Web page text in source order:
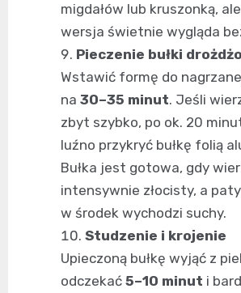
migdałów lub kruszonką,
wersja świetnie wygląda
Pieczenie bułki
Wstawić formę do
na 30–35 minut. Jeśli
zbyt szybko, po ok. 20
luźno przykryć bułkę folią
Bułka jest gotowa, gdy
intensywnie złocisty, a
w środek wychodzi suchy.
Studzenie i krojenie
Upieczoną bułkę wyjąć z
odczekać 5–10 minut i